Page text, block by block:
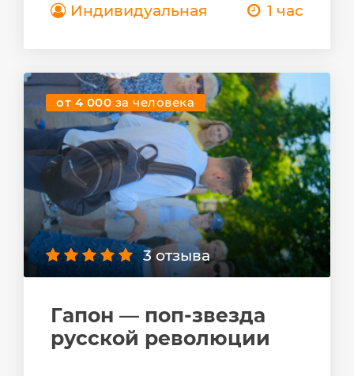
Индивидуальная 1 час
от 4 000 за человека
3 отзыва
Гапон — поп-звезда
русской революции